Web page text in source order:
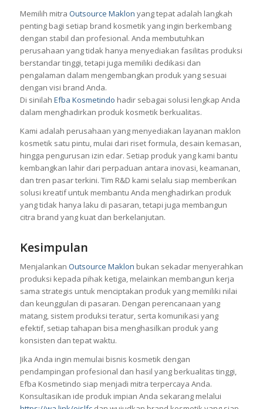
Memilih mitra Outsource Maklon yang tepat adalah langkah
penting bagi setiap brand kosmetik yang ingin berkembang
dengan stabil dan profesional. Anda membutuhkan
perusahaan yang tidak hanya menyediakan fasilitas produksi
berstandar tinggi, tetapi juga memiliki dedikasi dan
pengalaman dalam mengembangkan produk yang sesuai
dengan visi brand Anda.
Di sinilah Efba Kosmetindo hadir sebagai solusi lengkap Anda
dalam menghadirkan produk kosmetik berkualitas.
Kami adalah perusahaan yang menyediakan layanan maklon
kosmetik satu pintu, mulai dari riset formula, desain kemasan,
hingga pengurusan izin edar. Setiap produk yang kami bantu
kembangkan lahir dari perpaduan antara inovasi, keamanan,
dan tren pasar terkini. Tim R&D kami selalu siap memberikan
solusi kreatif untuk membantu Anda menghadirkan produk
yang tidak hanya laku di pasaran, tetapi juga membangun
citra brand yang kuat dan berkelanjutan.
Kesimpulan
Menjalankan Outsource Maklon bukan sekadar menyerahkan
produksi kepada pihak ketiga, melainkan membangun kerja
sama strategis untuk menciptakan produk yang memiliki nilai
dan keunggulan di pasaran. Dengan perencanaan yang
matang, sistem produksi teratur, serta komunikasi yang
efektif, setiap tahapan bisa menghasilkan produk yang
konsisten dan tepat waktu.
Jika Anda ingin memulai bisnis kosmetik dengan
pendampingan profesional dan hasil yang berkualitas tinggi,
Efba Kosmetindo siap menjadi mitra terpercaya Anda.
Konsultasikan ide produk impian Anda sekarang melalui